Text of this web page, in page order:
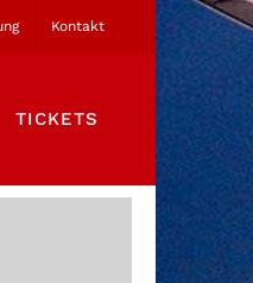
Kontakt
TICKETS